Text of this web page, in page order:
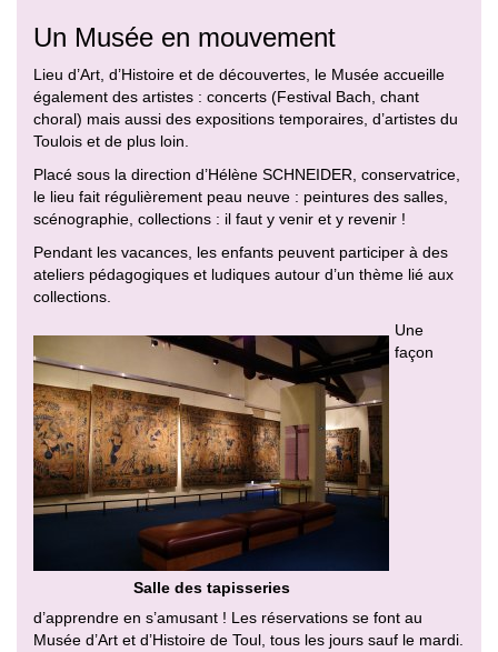
Un Musée en mouvement
Lieu d’Art, d’Histoire et de découvertes, le Musée accueille
également des artistes : concerts (Festival Bach, chant
choral) mais aussi des expositions temporaires, d’artistes du
Toulois et de plus loin.
Placé sous la direction d’Hélène SCHNEIDER, conservatrice,
le lieu fait régulièrement peau neuve : peintures des salles,
scénographie, collections : il faut y venir et y revenir !
Pendant les vacances, les enfants peuvent participer à des
ateliers pédagogiques et ludiques autour d’un thème lié aux
collections.
Salle des tapisseries
Une
façon
d’apprendre en s’amusant ! Les réservations se font au
Musée d’Art et d’Histoire de Toul, tous les jours sauf le mardi.